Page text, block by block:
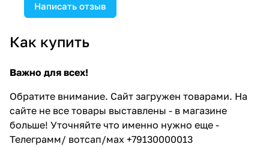
Написать отзыв
Как купить
Важно для всех!
Обратите внимание. Сайт загружен товарами. На
сайте не все товары выставлены - в магазине
больше! Уточняйте что именно нужно еще -
Телеграмм/ вотсап/мах +79130000013